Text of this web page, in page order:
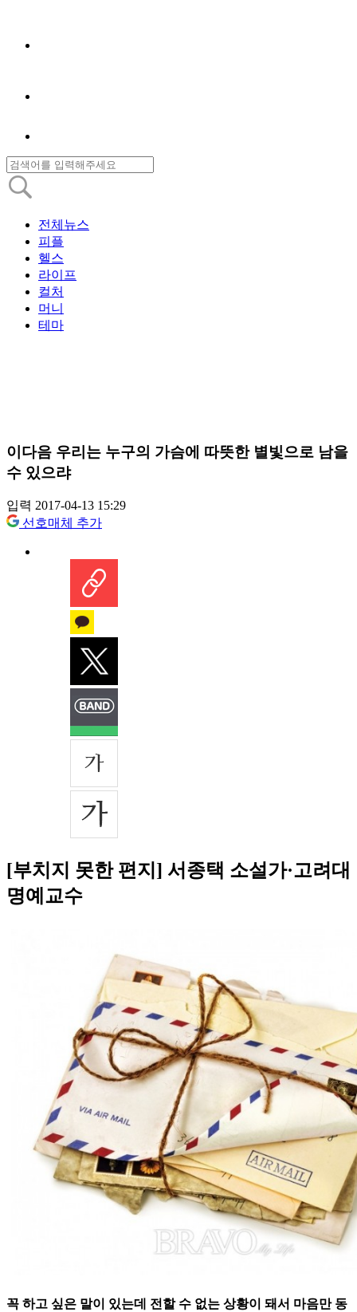
전체뉴스
피플
헬스
라이프
컬처
머니
테마
이다음 우리는 누구의 가슴에 따뜻한 별빛으로 남을
수 있으랴
입력 2017-04-13 15:29
선호매체 추가
[부치지 못한 편지] 서종택 소설가·고려대
명예교수
꼭 하고 싶은 말이 있는데 전할 수 없는 상황이 돼서 마음만 동